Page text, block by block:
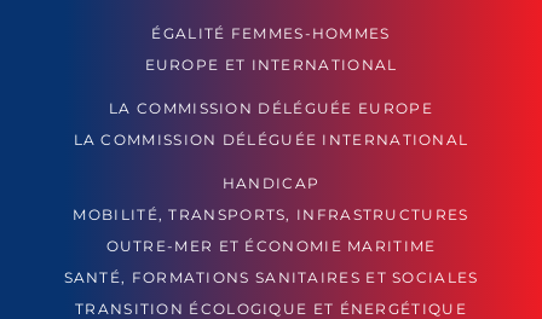
ÉGALITÉ FEMMES-HOMMES
EUROPE ET INTERNATIONAL
LA COMMISSION DÉLÉGUÉE EUROPE
LA COMMISSION DÉLÉGUÉE INTERNATIONAL
HANDICAP
MOBILITÉ, TRANSPORTS, INFRASTRUCTURES
OUTRE-MER ET ÉCONOMIE MARITIME
SANTÉ, FORMATIONS SANITAIRES ET SOCIALES
TRANSITION ÉCOLOGIQUE ET ÉNERGÉTIQUE